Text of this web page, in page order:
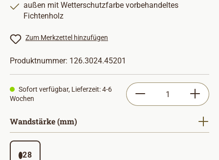
außen mit Wetterschutzfarbe vorbehandeltes
Fichtenholz
Zum Merkzettel hinzufügen
Produktnummer: 126.3024.45201
Sofort verfügbar, Lieferzeit: 4-6
Wochen
Produkt Anzahl:
Wandstärke (mm)
28